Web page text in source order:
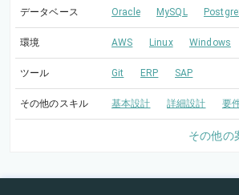
データベース Oracle MySQL
環境 AWS Linux Windows
ツール Git ERP SAP
その他のスキル 基本設計 詳細設計 要
その他の